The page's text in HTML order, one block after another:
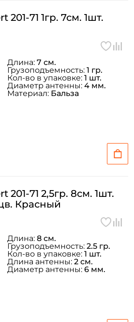
201-71 1гр. 7см. 1шт.
Длина: 7 см.
Грузоподъемность: 1 гр.
Кол-во в упаковке: 1 шт.
Диаметр антенны: 4 мм.
Материал: Бальза
201-71 2,5гр. 8см. 1шт.
Красный
Длина: 8 см.
Грузоподъемность: 2.5 гр.
Кол-во в упаковке: 1 шт.
Длина антенны: 2 см.
Диаметр антенны: 6 мм.